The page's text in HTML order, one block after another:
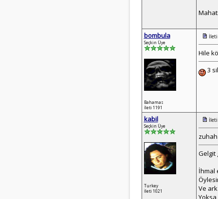
bombula
Seçkin Üye
Bahamas
İleti 1191
Hile
3
kabil
Seçkin Üye
Turkey
İleti 1021
Gelgit
İhmal
Ve
Yoksa